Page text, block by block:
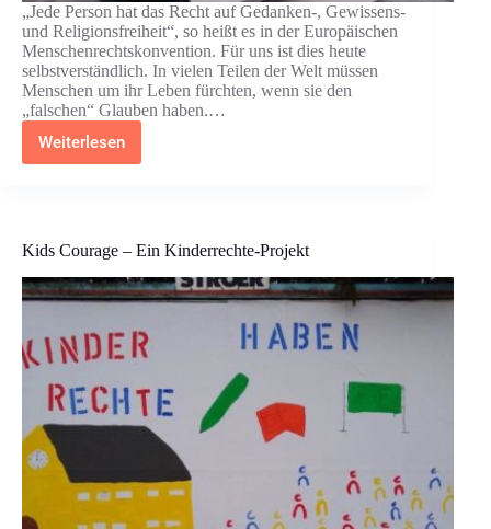
„Jede Person hat das Recht auf Gedanken-, Gewissens-
und Religionsfreiheit“, so heißt es in der Europäischen
Menschenrechtskonvention. Für uns ist dies heute
selbstverständlich. In vielen Teilen der Welt müssen
Menschen um ihr Leben fürchten, wenn sie den
„falschen“ Glauben haben.…
Weiterlesen
Filmprojekt
–
frei
Kids Courage – Ein Kinderrechte-Projekt